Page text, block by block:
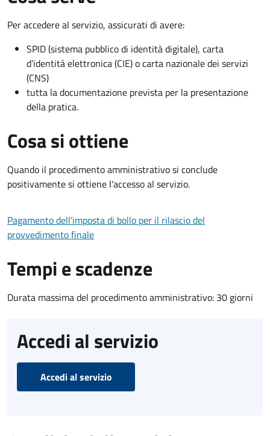
Per accedere al servizio, assicurati di avere:
SPID (sistema pubblico di identità digitale), carta
d’identità elettronica (CIE) o carta nazionale dei servizi
(CNS)
tutta la documentazione prevista per la presentazione
della pratica.
Cosa si ottiene
Quando il procedimento amministrativo si conclude
positivamente si ottiene l'accesso al servizio.
Pagamento dell'imposta di bollo per il rilascio del
provvedimento finale
Tempi e scadenze
Durata massima del procedimento amministrativo: 30 giorni
Accedi al servizio
Accedi al servizio